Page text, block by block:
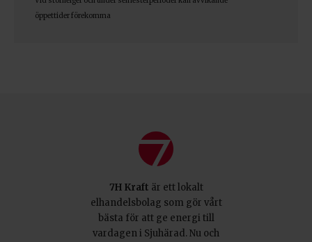
7H Kraft är ett lokalt
elhandelsbolag som gör vårt
bästa för att ge energi till
vardagen i Sjuhärad. Nu och